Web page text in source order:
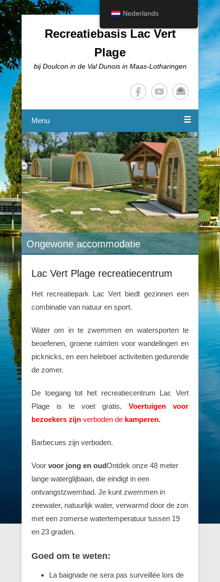
Recreatiebasis Lac Vert
Plage
bij Doulcon in de Val Dunois in Maas-Lotharingen
Menu
Ongewone accommodatie
Lac Vert Plage recreatiecentrum
Het recreatiepark Lac Vert biedt gezinnen een
combinatie van natuur en sport.
Water om in te zwemmen en watersporten te
beoefenen, groene ruimten voor wandelingen en
picknicks, en een heleboel activiteiten gedurende
de zomer.
De toegang tot het recreatiecentrum Lac Vert
Plage is te voet gratis, Voertuigen voor
bezoekers zijn verboden de kamperen.
Barbecues zijn verboden.
Voor voor jong en oudOntdek onze 48 meter
lange waterglijbaan, die eindigt in een
ontvangstzwembad. Je kunt zwemmen in
zeewater, natuurlijk water, verwarmd door de zon
met een zomerse watertemperatuur tussen 19
en 23 graden.
Goed om te weten:
La baignade ne sera pas surveillée lors de
Nederlands